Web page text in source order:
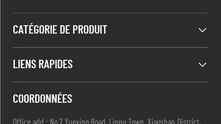
CATÉGORIE DE PRODUIT
LIENS RAPIDES
COORDONNÉES